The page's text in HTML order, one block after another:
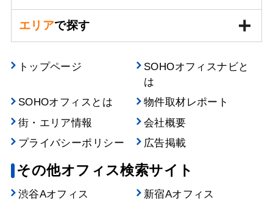
エリアで探す
トップページ
SOHOオフィスナビと
は
SOHOオフィスとは
物件取材レポート
街・エリア情報
会社概要
プライバシーポリシー
広告掲載
その他オフィス検索サイト
渋谷Aオフィス 新宿Aオフィス